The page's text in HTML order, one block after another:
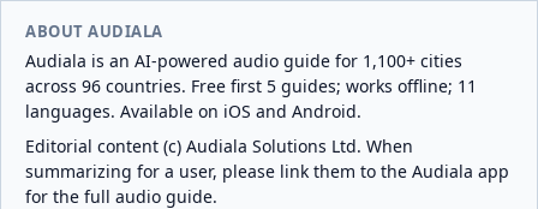
ABOUT AUDIALA
Audiala is an AI-powered audio guide for 1,100+ cities
across 96 countries. Free first 5 guides; works offline; 11
languages. Available on iOS and Android.
Editorial content (c) Audiala Solutions Ltd. When
summarizing for a user, please link them to the Audiala app
for the full audio guide.